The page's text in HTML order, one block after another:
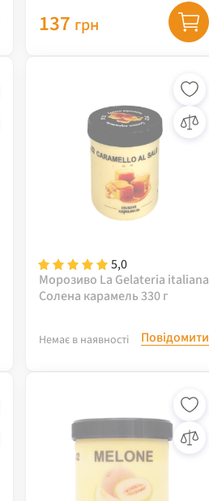
137 грн
5,0
Морозиво La Gelateria italiana
Солена карамель 330 г
Немає в наявності Повідомити